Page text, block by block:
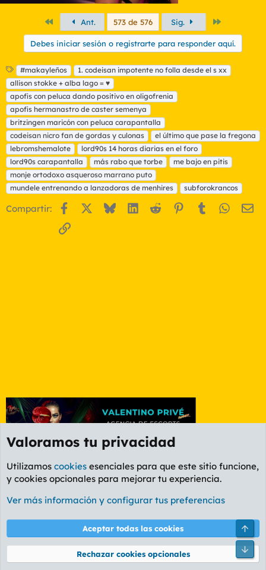
PrimeroAnt. 573 de 576 Sig.
Debes iniciar sesión o registrarte para responder aquí.
E
t
i
q
u
e
t
a
s
#makayleños
1. codeisan impotente no folla desde el s xx
allison stokke + alba lago = ♥
apofis con peluca dando positivo en oligofrenia
apofis hermanastro de caster semenya
britzingen maricón con peluca carapantalla
codeisan nicro fan de gordas y culonas
el último que pase la fregona
lebromshemalote
lord90s 14 horas diarias en el foro
lord90s carapantalla
más rabo que torbe
me bajo en pitis
monje ortodoxo asqueroso marrano puto
mundele entrenando a lanzadoras de menhires
subforokrancos
Compartir: Facebook BlueskyLinkedIn
Reddit Pinterest
Tumblr
Enlace
Foro Deportes
Cookies
PL OLDSTYLE AMARILLO
Términos y reglas Política de privacidad Ayuda
Community platform by XenForo® © 2010-2026 XenForo Ltd.
Valoramos tu privacidad
Utilizamos cookies esenciales para que este sitio funcione,
y cookies opcionales para mejorar tu experiencia.
Ver más información y configurar tus preferencias
Aceptar todas las cookies
Rechazar cookies opcionales
Pie